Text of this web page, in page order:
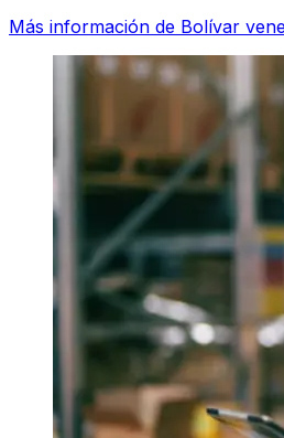
Más información de Bolívar